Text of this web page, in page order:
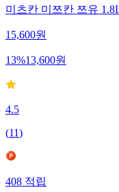
미츠칸 미쯔칸 쯔유
15,600원
13%13,600원
4.5
(11)
408 적립